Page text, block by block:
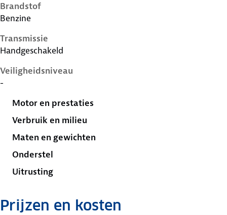
Brandstof
Benzine
Transmissie
Handgeschakeld
Veiligheidsniveau
-
Motor en prestaties
Verbruik en milieu
Maten en gewichten
Onderstel
Uitrusting
Prijzen en kosten